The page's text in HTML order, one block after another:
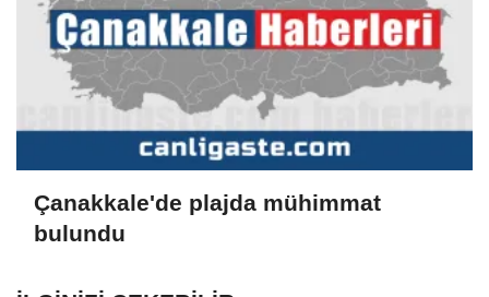
Çanakkale'de plajda mühimmat
bulundu